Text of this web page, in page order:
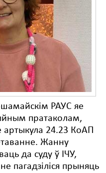
РАУС яе
пратаколам,
24.23 КоАП
Жанну
да суду ў ІЧУ,
пагадзіліся прыняць